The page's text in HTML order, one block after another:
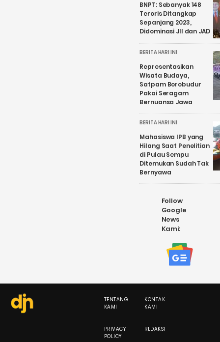
BNPT: Sebanyak 148
Teroris Ditangkap
Sepanjang 2023,
Didominasi JII dan JAD
BERITA HARI INI
Representasikan
Wisata Budaya,
Satpam Borobudur
Pakai Seragam
Bernuansa Jawa
BERITA HARI INI
Mahasiswa IPB yang
Hilang Saat Penelitian
di Pulau Sempu
Ditemukan Sudah Tak
Bernyawa
Follow
Google
News
Kami:
TENTANG
KAMI
KONTAK
KAMI
PRIVACY
POLICY
REDAKSI